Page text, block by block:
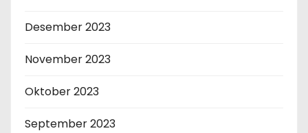
Desember 2023
November 2023
Oktober 2023
September 2023